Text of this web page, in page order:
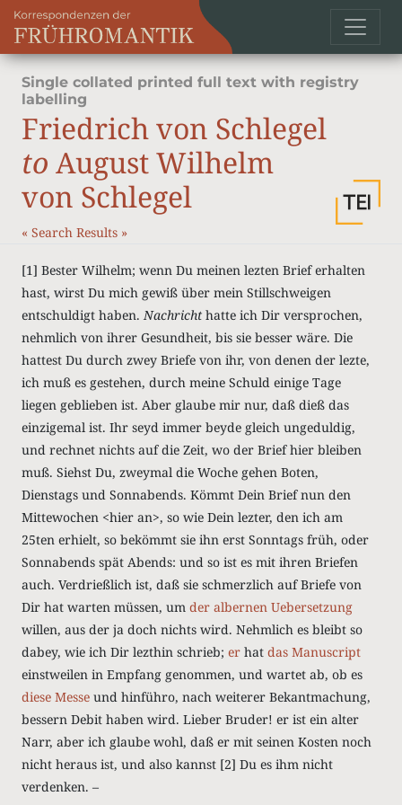
Single collated printed full text with registry
labelling
Friedrich von Schlegel
to August Wilhelm
von Schlegel
« Search Results »
[1] Bester Wilhelm; wenn Du meinen lezten Brief erhalten
hast, wirst Du mich gewiß über mein Stillschweigen
entschuldigt haben.Nachricht hatte ich Dir versprochen,
nehmlich von ihrer Gesundheit, bis sie besser wäre. Die
hattest Du durch zwey Briefe von ihr, von denen der lezte,
ich muß es gestehen, durch meine Schuld einige Tage
liegen geblieben ist. Aber glaube mir nur, daß dieß das
einzigemal ist. Ihr seyd immer beyde gleich ungeduldig,
und rechnet nichts auf die Zeit, wo der Brief hier bleiben
muß. Siehst Du, zweymal die Woche gehen Boten,
Dienstags und Sonnabends. Kömmt Dein Brief nun den
Mittewochen <hier an>, so wie Dein lezter, den ich am
25ten erhielt, so bekömmt sie ihn erst Sonntags früh, oder
Sonnabends spät Abends: und so ist es mit ihren Briefen
auch. Verdrießlich ist, daß sie schmerzlich auf Briefe von
Dir hat warten müssen, um der albernen Uebersetzung
willen, aus der ja doch nichts wird. Nehmlich es bleibt so
dabey, wie ich Dir lezthin schrieb; er hat das Manuscript
einstweilen in Empfang genommen, und wartet ab, ob es
diese Messe und hinführo, nach weiterer Bekantmachung,
bessern Debit haben wird. Lieber Bruder! er ist ein alter
Narr, aber ich glaube wohl, daß er mit seinen Kosten noch
nicht heraus ist, und also kannst [2] Du es ihm nicht
verdenken. –